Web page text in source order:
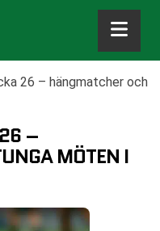
26 – hängmatcher och
–
MÖTEN I